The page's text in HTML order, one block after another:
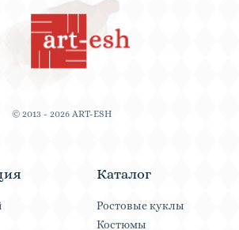
© 2013 - 2026 ART-ESH
Каталог
Ростовые куклы
Костюмы